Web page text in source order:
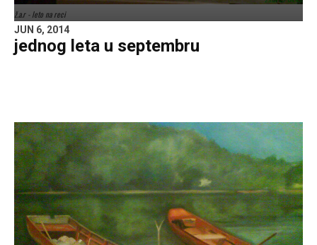
ž.a.r - leto na reci
JUN 6, 2014
jednog leta u septembru